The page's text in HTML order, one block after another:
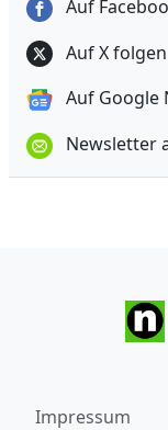
Auf
Auf X folgen
Auf Google
Newsletter
Impressum